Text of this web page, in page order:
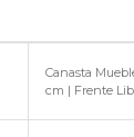
Canasta
cm | Frente